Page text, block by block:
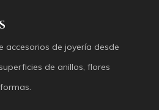
accesorios de joyería desde
de anillos, flores